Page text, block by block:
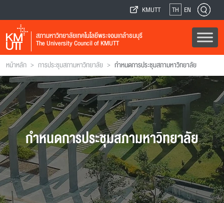
KMUTT TH EN
สภามหาวิทยาลัยเทคโนโลยีพระจอมเกล้าธนบุรี
The University Council of KMUTT
หน้าหลัก > การประชุมสภามหาวิทยาลัย > กำหนดการประชุมสภามหาวิทยาลัย
กำหนดการประชุมสภามหาวิทยาลัย